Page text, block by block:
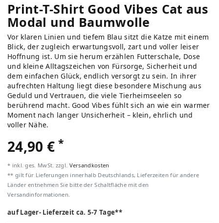
Print-T-Shirt Good Vibes Cat aus
Modal und Baumwolle
Vor klaren Linien und tiefem Blau sitzt die Katze mit einem
Blick, der zugleich erwartungsvoll, zart und voller leiser
Hoffnung ist. Um sie herum erzählen Futterschale, Dose
und kleine Alltagszeichen von Fürsorge, Sicherheit und
dem einfachen Glück, endlich versorgt zu sein. In ihrer
aufrechten Haltung liegt diese besondere Mischung aus
Geduld und Vertrauen, die viele Tierheimseelen so
berührend macht. Good Vibes fühlt sich an wie ein warmer
Moment nach langer Unsicherheit – klein, ehrlich und
voller Nähe.
24,90 €*
* inkl. ges. MwSt. zzgl. Versandkosten
** gilt für Lieferungen innerhalb Deutschlands, Lieferzeiten für andere
Länder entnehmen Sie bitte der Schaltfläche mit den
Versandinformationen.
auf Lager- Lieferzeit ca. 5-7 Tage**